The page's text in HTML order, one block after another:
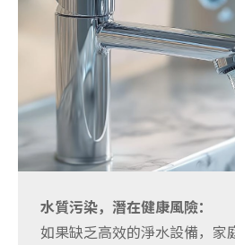
水質污染，潛在健康風險：
如果缺乏高效的淨水設備，家